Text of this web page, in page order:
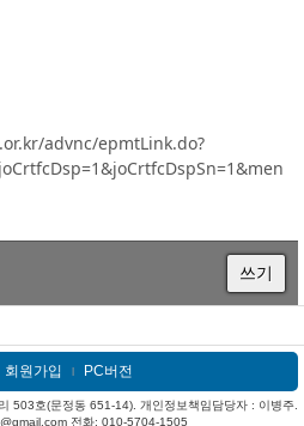
advnc/epmtLink.do?
쓰기
회원가입 l PC버전
503호(문정동 651-14). 개인정보책임담당자 : 이병주.
전화: 010-5704-1505